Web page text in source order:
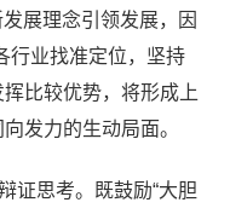
发展理念引领发展，因
行业找准定位，坚持
比较优势，将形成上
发力的生动局面。
证思考。既鼓励“大胆